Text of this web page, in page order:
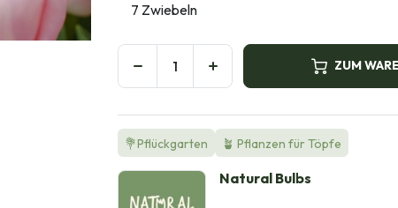
ZUM
💐Pflückgarten 🪴 Pflanzen für Töpfe
Natural Bulbs